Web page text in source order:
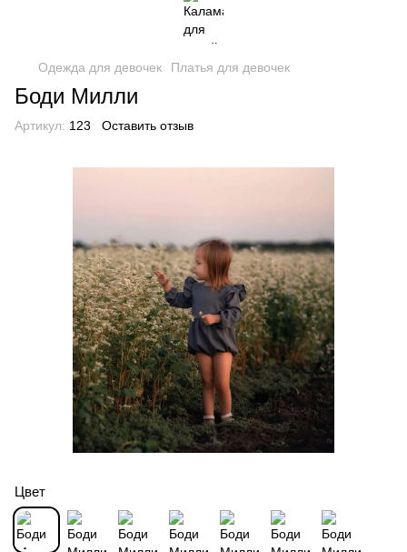
Одежда для девочек Платья для девочек
Боди Милли
Артикул: 123 Оставить отзыв
Цвет